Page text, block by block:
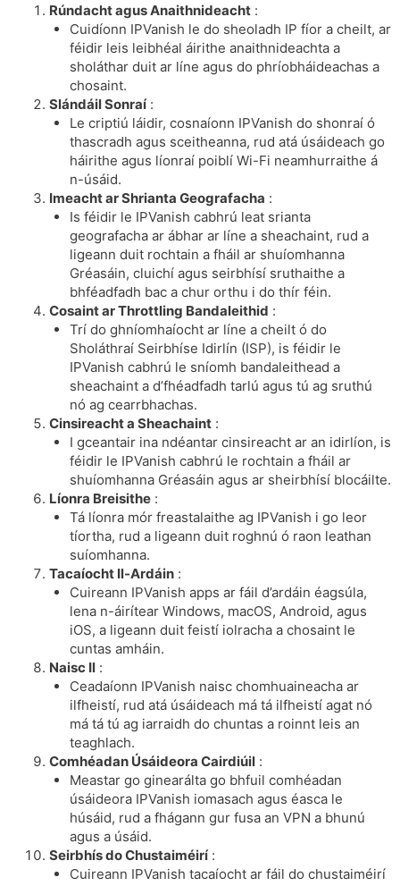
Rúndacht agus Anaithnideacht :
Cuidíonn IPVanish le do sheoladh IP fíor a cheilt, ar
féidir leis leibhéal áirithe anaithnideachta a
sholáthar duit ar líne agus do phríobháideachas a
chosaint.
Slándáil Sonraí:
Le criptiú láidir, cosnaíonn IPVanish do shonraí ó
thascradh agus sceitheanna, rud atá úsáideach go
háirithe agus líonraí poiblí Wi-Fi neamhurraithe á
n-úsáid.
Imeacht ar Shrianta Geografacha :
Is féidir le IPVanish cabhrú leat srianta
geografacha ar ábhar ar líne a sheachaint, rud a
ligeann duit rochtain a fháil ar shuíomhanna
Gréasáin, cluichí agus seirbhísí sruthaithe a
bhféadfadh bac a chur orthu i do thír féin.
Cosaint ar Throttling Bandaleithid :
Trí do ghníomhaíocht ar líne a cheilt ó do
Sholáthraí Seirbhíse Idirlín (ISP), is féidir le
IPVanish cabhrú le sníomh bandaleithead a
sheachaint a d’fhéadfadh tarlú agus tú ag sruthú
nó ag cearrbhachas.
Cinsireacht a Sheachaint :
I gceantair ina ndéantar cinsireacht ar an idirlíon, is
féidir le IPVanish cabhrú le rochtain a fháil ar
shuíomhanna Gréasáin agus ar sheirbhísí blocáilte.
Líonra Breisithe :
Tá líonra mór freastalaithe ag IPVanish i go leor
tíortha, rud a ligeann duit roghnú ó raon leathan
suíomhanna.
Tacaíocht Il-Ardáin :
Cuireann IPVanish apps ar fáil d’ardáin éagsúla,
lena n-áirítear Windows, macOS, Android, agus
iOS, a ligeann duit feistí iolracha a chosaint le
cuntas amháin.
Naisc Il :
Ceadaíonn IPVanish naisc chomhuaineacha ar
ilfheistí, rud atá úsáideach má tá ilfheistí agat nó
má tá tú ag iarraidh do chuntas a roinnt leis an
teaghlach.
Comhéadan Úsáideora Cairdiúil :
Meastar go ginearálta go bhfuil comhéadan
úsáideora IPVanish iomasach agus éasca le
húsáid, rud a fhágann gur fusa an VPN a bhunú
agus a úsáid.
Seirbhís do Chustaiméirí:
Cuireann IPVanish tacaíocht ar fáil do chustaiméirí